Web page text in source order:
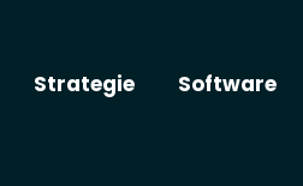
Strategie Software